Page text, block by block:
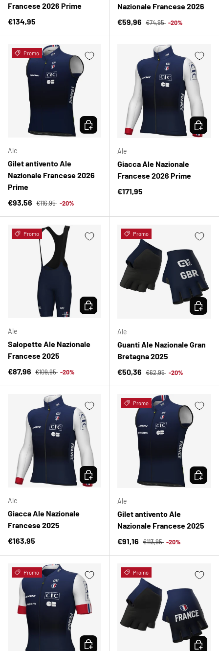
Francese 2026 Prime
Prezzo normale
€134,95
Nazionale Francese 2026
Prezzo di vendita
€59,96 Prezzo normale
€74,95 -20%
Promo
Ale
Gilet antivento Ale
Nazionale Francese 2026
Prime
Prezzo di vendita
€93,56 Prezzo normale
€116,95 -20%
SCEGLI OPZIONI
Ale
Giacca Ale Nazionale
Francese 2026 Prime
Prezzo normale
€171,95
SCEGLI
Promo
Ale
Salopette Ale Nazionale
Francese 2025
Prezzo di vendita
€87,96 Prezzo normale
€109,95 -20%
SCEGLI OPZIONI
Promo
Ale
Guanti Ale Nazionale Gran
Bretagna 2025
Prezzo di vendita
€50,36 Prezzo normale
€62,95 -20%
SCEGLI
Ale
Giacca Ale Nazionale
Francese 2025
Prezzo normale
€163,95
SCEGLI OPZIONI
Promo
Ale
Gilet antivento Ale
Nazionale Francese 2025
Prezzo di vendita
€91,16 Prezzo normale
€113,95 -20%
SCEGLI
Promo
SCEGLI OPZIONI
Promo
SCEGLI